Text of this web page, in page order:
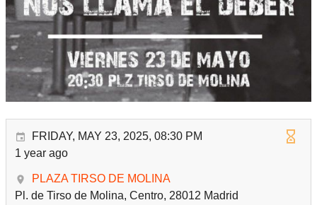
FRIDAY, MAY 23, 2025, 08:30 PM
1 year ago
PLAZA TIRSO DE MOLINA
Pl. de Tirso de Molina, Centro, 28012 Madrid